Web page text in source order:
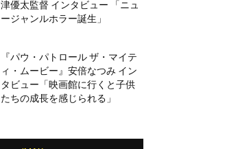
津優太監督 インタビュー 「ニュ
ージャンルホラー誕生」
『パウ・パトロール ザ・マイテ
ィ・ムービー』安倍なつみ イン
タビュー「映画館に行くと子供
たちの成長を感じられる」